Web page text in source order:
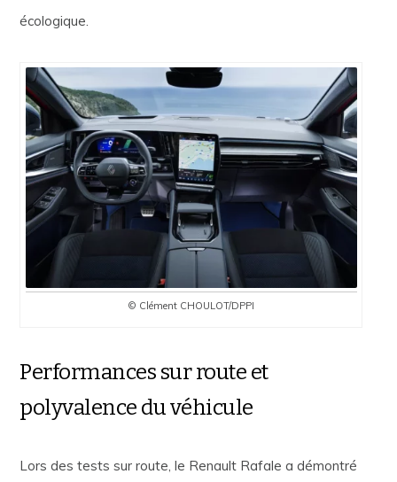
écologique.
© Clément CHOULOT/DPPI
Performances sur route et
polyvalence du véhicule
Lors des tests sur route, le Renault Rafale a démontré